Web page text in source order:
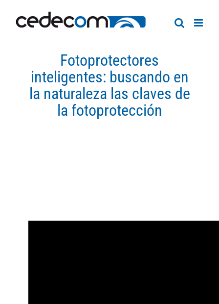
contenido
Fotoprotectores
inteligentes: buscando en
la naturaleza las claves de
la fotoprotección